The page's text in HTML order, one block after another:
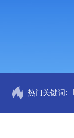
热门关键词: